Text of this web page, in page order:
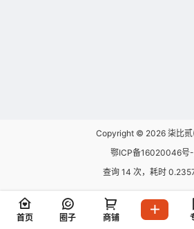
Copyright © 2026 柒比
鄂ICP备16020046号
查询 14 次，耗时
首页 圈子 商铺